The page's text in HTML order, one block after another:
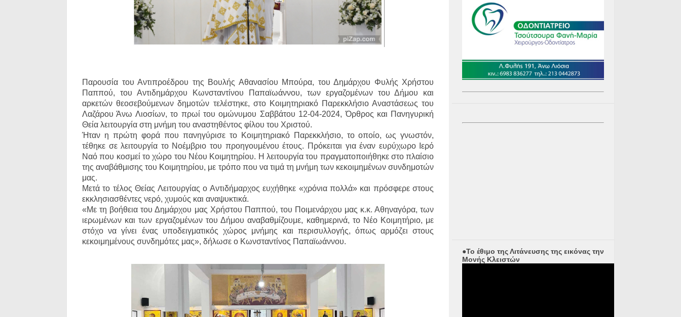
Παρουσία του Αντιπροέδρου της Βουλής Αθανασίου Μπούρα, του Δημάρχου Φυλής Χρήστου
Παππού, του Αντιδημάρχου Κωνσταντίνου Παπαϊωάννου, των εργαζομένων του Δήμου και
αρκετών θεοσεβούμενων δημοτών τελέστηκε, στο Κοιμητηριακό Παρεκκλήσιο Αναστάσεως του
Λαζάρου Άνω Λιοσίων, το πρωί του ομώνυμου Σαββάτου 12-04-2024, Όρθρος και Πανηγυρική
Θεία λειτουργία στη μνήμη του αναστηθέντος φίλου του Χριστού.
Ήταν η πρώτη φορά που πανηγύρισε το Κοιμητηριακό Παρεκκλήσιο, το οποίο, ως γνωστόν,
τέθηκε σε λειτουργία το Νοέμβριο του προηγουμένου έτους. Πρόκειται για έναν ευρύχωρο Ιερό
Ναό που κοσμεί το χώρο του Νέου Κοιμητηρίου. Η λειτουργία του πραγματοποιήθηκε στο πλαίσιο
της αναβάθμισης του Κοιμητηρίου, με τρόπο που να τιμά τη μνήμη των κεκοιμημένων συνδημοτών
μας.
Μετά το τέλος Θείας Λειτουργίας ο Αντιδήμαρχος ευχήθηκε «χρόνια πολλά» και πρόσφερε στους
εκκλησιασθέντες νερό, χυμούς και αναψυκτικά.
«Με τη βοήθεια του Δημάρχου μας Χρήστου Παππού, του Ποιμενάρχου μας κ.κ. Αθηναγόρα, των
ιερωμένων και των εργαζομένων του Δήμου αναβαθμίζουμε, καθημερινά, το Νέο Κοιμητήριο, με
στόχο να γίνει ένας υποδειγματικός χώρος μνήμης και περισυλλογής, όπως αρμόζει στους
κεκοιμημένους συνδημότες μας», δήλωσε ο Κωνσταντίνος Παπαϊωάννου.
●Το έθιμο της Λιτάνευσης της εικόνας την
Μονής Κλειστών